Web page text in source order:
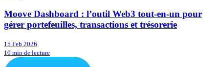
Moove Dashboard : l’outil Web3 tout-en-un pour
gérer portefeuilles, transactions et trésorerie
15 Feb 2026
10 min de lecture